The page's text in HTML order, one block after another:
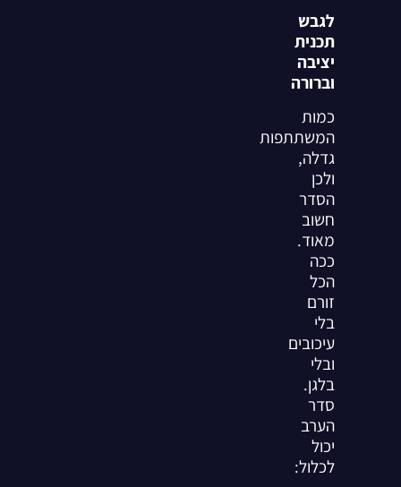
לגבש
תכנית
יציבה
וברורה
כמות
המשתתפות
גדלה,
ולכן
הסדר
חשוב
מאוד.
ככה
הכל
זורם
בלי
עיכובים
ובלי
בלגן.
סדר
הערב
יכול
לכלול: